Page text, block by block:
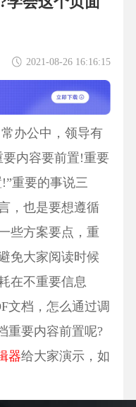
2021-08-26 16:16:15
办公中，领导有
内容要前置!重要
重要的事说三
，也是要想遵循
些方案要点，重
免大家阅读时候
在不重要信息
文档，怎么通过调
重要内容前置呢?
器给大家演示，如